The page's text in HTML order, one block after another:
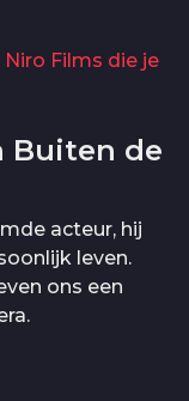
Films die je
Buiten de
acteur, hij
leven.
ons een